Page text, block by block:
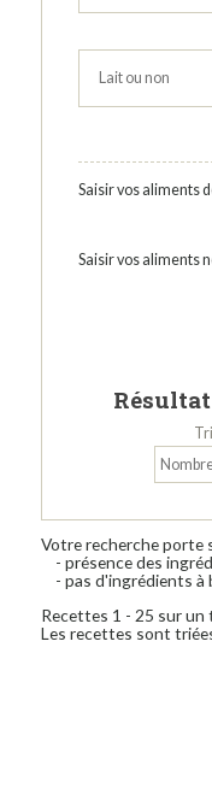
Saisir vos aliments
Saisir vos aliments
Votre recherche porte
- présence des
- pas d'ingrédients à
Recettes 1 - 25 sur
Les recettes sont